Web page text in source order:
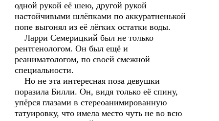
одной рукой её шею, другой рукой
настойчивыми шлёпками по аккуратненькой
попе выгонял из её лёгких остатки воды.
Ларри Семерицкий был не только
рентгенологом. Он был ещё и
реаниматологом, по своей смежной
специальности.
Но не эта интересная поза девушки
поразила Билли. Он, видя только её спину,
упёрся глазами в стереоанимированную
татуировку, что имела место чуть не во всю